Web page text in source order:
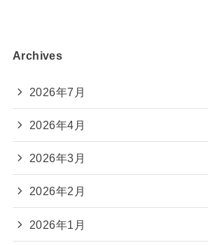
Archives
2026年7月
2026年4月
2026年3月
2026年2月
2026年1月